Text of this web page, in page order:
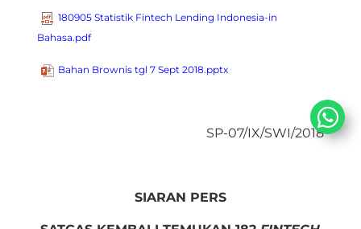
180905 Statistik Fintech Lending Indonesia-in
Bahasa.pdf
Bahan Brownis tgl 7 Sept 2018.pptx
SP-07/IX/SWI/2018
SIARAN PERS